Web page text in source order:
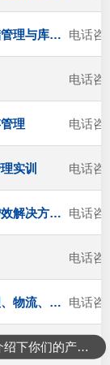
精益求精：现代仓储管理与库存控制 电话咨
电话咨
理 电话咨
实训 电话咨
现代仓储物流降本增效解决方案-烟草行业 电话咨
电话咨
储运管理、信息管理、物流、车间、采购、计划等 电话咨
现代仓储物流降本增效解决方案-烟草行业 电话咨
可以介绍下你们的产品么